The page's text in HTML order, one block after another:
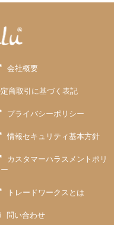
会社概要
商取引に基づく表記
プライバシーポリシー
情報セキュリティ基本方針
カスタマーハラスメントポリ
トレードワークスとは
問い合わせ